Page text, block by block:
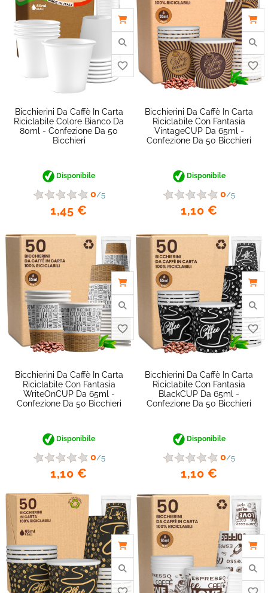
Bicchierini Da Caffè In Carta
Riciclabile Colore Bianco Da
80ml - Confezione Da 50
Bicchieri
Disponibile
0/5
1,45 €
favorite_border
Bicchierini Da Caffè In Carta
Riciclabile Con Fantasia
VintageCUP Da 65ml -
Confezione Da 50 Bicchieri
Disponibile
0/5
1,10 €
Bicchierini Da Caffè In Carta
Riciclabile Con Fantasia
WriteOnCUP Da 65ml -
Confezione Da 50 Bicchieri
Disponibile
0/5
1,10 €
Bicchierini Da Caffè In Carta
Riciclabile Con Fantasia
BlackCUP Da 65ml -
Confezione Da 50 Bicchieri
Disponibile
0/5
1,10 €